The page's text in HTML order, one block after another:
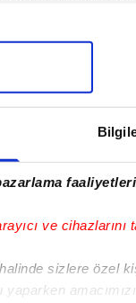
ve cihazlarını
sizlere özel
sırlarla dolu
derinden
eskisi gibi